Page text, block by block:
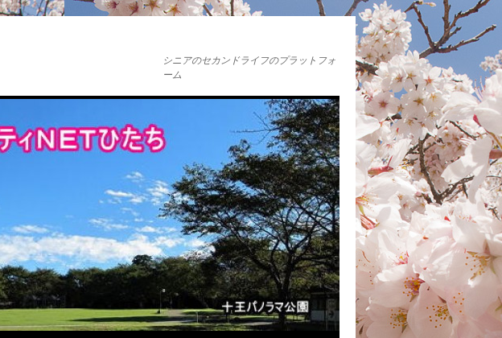
シニアのセカンドライフのプラットフォ
ーム